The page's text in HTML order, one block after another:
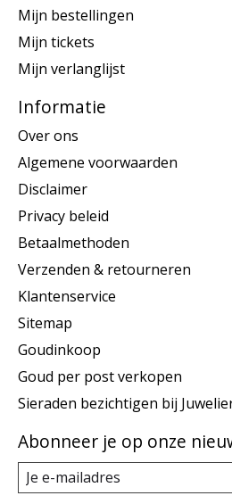
Mijn bestellingen
Mijn tickets
Mijn verlanglijst
Informatie
Over ons
Algemene voorwaarden
Disclaimer
Privacy beleid
Betaalmethoden
Verzenden & retourneren
Klantenservice
Sitemap
Goudinkoop
Goud per post verkopen
Sieraden bezichtigen bij
Abonneer je op onze